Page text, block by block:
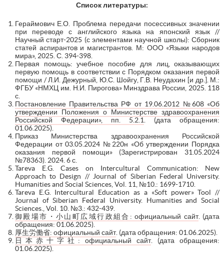
Список литературы:
Гераймович Е.О. Проблема передачи посессивных значении
при переводе с английского языка на японский язык //
Научный старт-2025 (с элементами научной школы): Сборник
статей аспирантов и магистрантов. М: ООО «Языки народов
мира», 2025. С. 394-398.
Первая помощь: учебное пособие для лиц, оказывающих
первую помощь в соответствии с Порядком оказания первой
помощи / Л.И. Дежурный, Ю.С. Шойгу, Г.В. Неудахин [и др.]. М.:
ФГБУ «НМХЦ им. Н.И. Пирогова» Минздрава России, 2025. 118
с.
Постановление Правительства РФ от 19.06.2012 №608 «Об
утверждении Положения о Министерстве здравоохранения
Российской Федерации», пп. 5.2.1
. (дата обращения:
01.06.2025).
Приказ Министерства здравоохранения Российской
Федерации от 03.05.2024 №220н «Об утверждении Порядка
оказания первой помощи» (Зарегистрирован 31.05.2024
№78363). 2024. 6 с.
Tareva E.G. Cases on Intercultural Communication: New
Approach to Design // Journal of Siberian Federal University.
Humanities and Social Sciences, Vol. 11, №10.: 1699-1710.
Tareva E.G. Intercultural Education as a «Soft power» Tool //
Journal of Siberian Federal University. Humanities and Social
Sciences., Vol. 10. №3.: 432-439.
御殿場市・小山町広域行政組合: официальный сайт. (дата
обращения: 01.06.2025).
厚生労働省: официальный сайт. (дата обращения: 01.06.2025).
日本赤十字社: официальный сайт. (дата обращения:
01.06.2025).